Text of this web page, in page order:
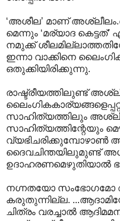
‘അശീല’ മാണ്
മെന്നും ‘മര്യാദ
നമുക്ക്
ഇന്നാ വാക്കിനെ
ഒതുക്കിയിരിക്കുന്നു.
രാഷ്ട്രീയത്തിലുണ്ട്
സാഹിത്യത്തിലും
സാഹിത്യത്തിന്റേയും
വ്യഭിചരിക്കുമ്പോഴാണ്‍
ദൈവചിന്തയിലുമുണ്ട്
ഉദാഹരണമെഴുതിയാല്‍
നഗ്നതയോ സംഭോഗമോ
കരുതുന്നില്ല.
ചിത്രം വരച്ചാല്‍